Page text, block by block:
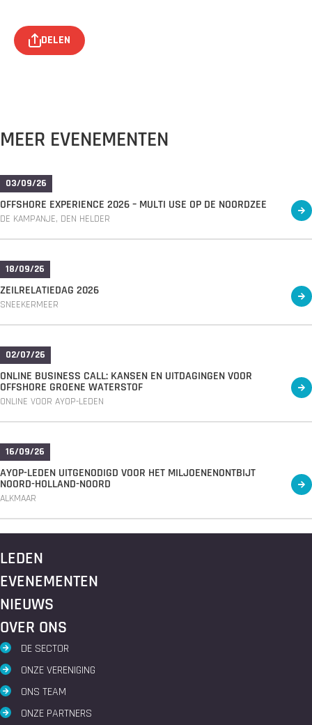
DELEN
MEER EVENEMENTEN
03/09/26
OFFSHORE EXPERIENCE 2026 – MULTI USE OP DE NOORDZEE
DE KAMPANJE, DEN HELDER
18/09/26
ZEILRELATIEDAG 2026
SNEEKERMEER
02/07/26
ONLINE BUSINESS CALL: KANSEN EN UITDAGINGEN VOOR
OFFSHORE GROENE WATERSTOF
ONLINE VOOR AYOP-LEDEN
16/09/26
AYOP-LEDEN UITGENODIGD VOOR HET MILJOENENONTBIJT
NOORD-HOLLAND-NOORD
ALKMAAR
LEDEN
EVENEMENTEN
NIEUWS
OVER ONS
DE SECTOR
ONZE VERENIGING
ONS TEAM
ONZE PARTNERS